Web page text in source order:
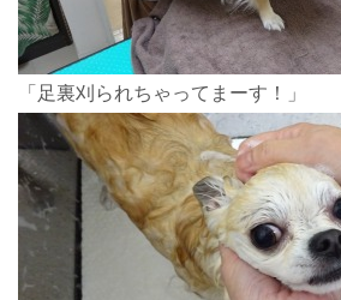
「足裏刈られちゃってまーす！」